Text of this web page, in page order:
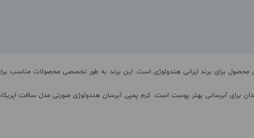
محصول برای برند ایرانی هندولوژی است. این برند به طور تخصصی محصولات مناسب